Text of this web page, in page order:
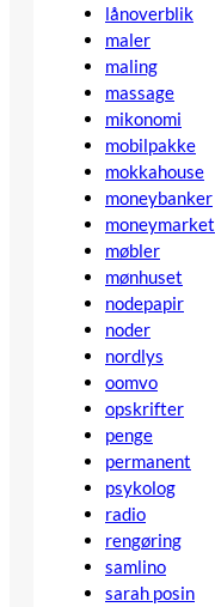
lånoverblik
maler
maling
massage
mikonomi
mobilpakke
mokkahouse
moneybanker
moneymarket
møbler
mønhuset
nodepapir
noder
nordlys
oomvo
opskrifter
penge
permanent
psykolog
radio
rengøring
samlino
sarah posin